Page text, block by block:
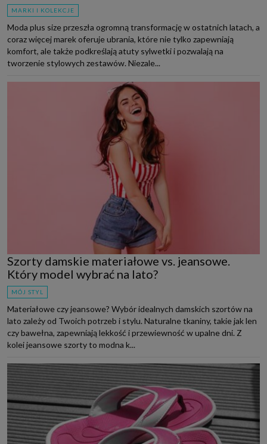
MARKI I KOLEKCJE
Moda plus size przeszła ogromną transformację w ostatnich latach, a
coraz więcej marek oferuje ubrania, które nie tylko zapewniają
komfort, ale także podkreślają atuty sylwetki i pozwalają na
tworzenie stylowych zestawów. Niezale...
Szorty damskie materiałowe vs. jeansowe.
Który model wybrać na lato?
MÓJ STYL
Materiałowe czy jeansowe? Wybór idealnych damskich szortów na
lato zależy od Twoich potrzeb i stylu. Naturalne tkaniny, takie jak len
czy bawełna, zapewniają lekkość i przewiewność w upalne dni. Z
kolei jeansowe szorty to modna k...